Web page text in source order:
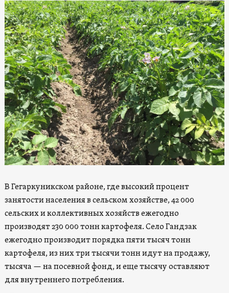
В Гегаркуникском районе, где высокий процент
занятости населения в сельском хозяйстве, 42 000
сельских и коллективных хозяйств ежегодно
производят 230 000 тонн картофеля. Село Гандзак
ежегодно производит порядка пяти тысяч тонн
картофеля, из них три тысячи тонн идут на продажу,
тысяча — на посевной фонд, и еще тысячу оставляют
для внутреннего потребления.